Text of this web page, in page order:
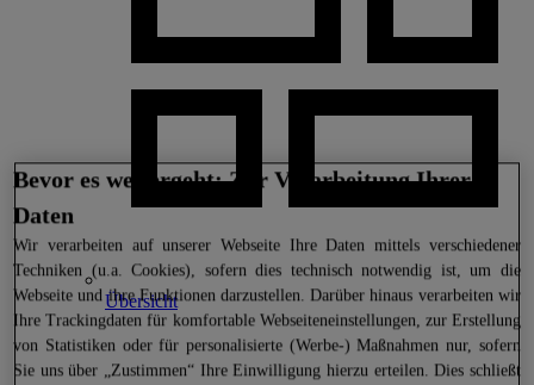
Übersicht
Bevor es weitergeht: Zur Verarbeitung Ihrer
Daten
Wir verarbeiten auf unserer Webseite Ihre Daten mittels verschiedener
Techniken (u.a. Cookies), sofern dies technisch notwendig ist, um die
Webseite und ihre Funktionen darzustellen. Darüber hinaus verarbeiten wir
Ihre Trackingdaten für komfortable Webseiteneinstellungen, zur Erstellung
von Statistiken oder für personalisierte (Werbe-) Maßnahmen nur, sofern
Sie uns über „Zustimmen“ Ihre Einwilligung hierzu erteilen. Dies schließt